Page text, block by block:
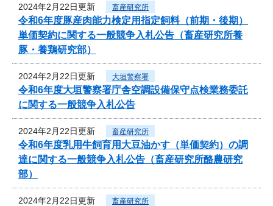
2024年2月22日更新 畜産研究所
令和6年度豚産肉能力検定用指定飼料（前期・後期）
単価契約に関する一般競争入札公告（畜産研究所養
豚・養鶏研究部）
2024年2月22日更新 大垣警察署
令和6年度大垣警察署庁舎空調設備保守点検業務委託
に関する一般競争入札公告
2024年2月22日更新 畜産研究所
令和6年度乳用牛飼育用大豆油かす（単価契約）の調
達に関する一般競争入札公告（畜産研究所酪農研究
部）
2024年2月22日更新 畜産研究所